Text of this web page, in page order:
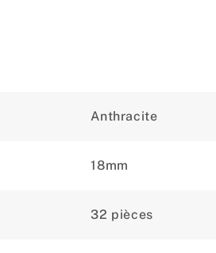
Anthracite
18mm
32 pièces